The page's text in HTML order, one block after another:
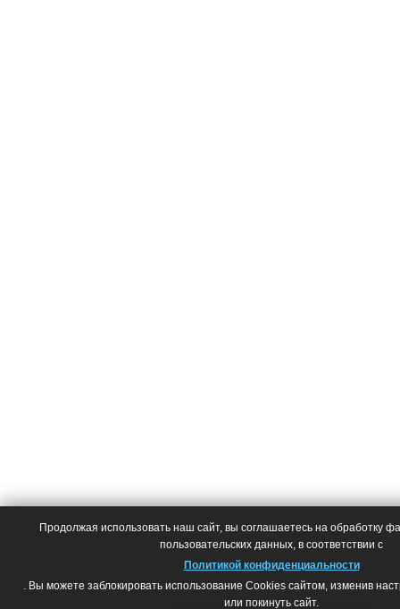
Продолжая использовать наш сайт, вы соглашаетесь на обработку
пользовательских данных, в соответствии с
Политикой конфиденциальности
. Вы можете заблокировать использование Cookies сайтом, изменив
или покинуть сайт.